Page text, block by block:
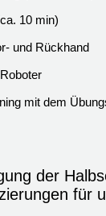
10 min)
und Rückhand
mit dem
der
für